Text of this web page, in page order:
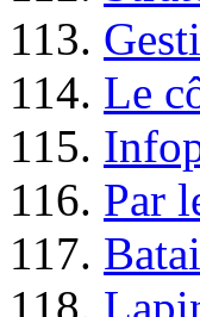
113.
114. Le
115.
116. Par
117.